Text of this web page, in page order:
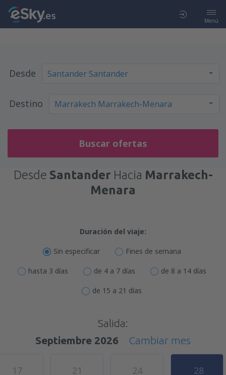
Menú
Desde
Destino
Buscar ofertas
Desde Santander Hacia Marrakech-
Menara
Duración del viaje:
Sin especificar Fines de semana
hasta 3 días de 4 a 7 días de 8 a 14 días
de 15 a 21 días
Salida:
Septiembre 2026
Cambiar mes
17 21 24 28